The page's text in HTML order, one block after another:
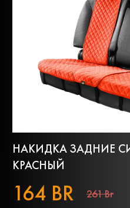
НАКИДКА ЗАДНИЕ
КРАСНЫЙ
164 BR 261 Br